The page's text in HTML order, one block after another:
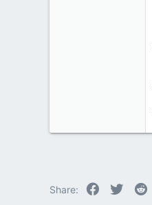
Share: Facebook
Twitter